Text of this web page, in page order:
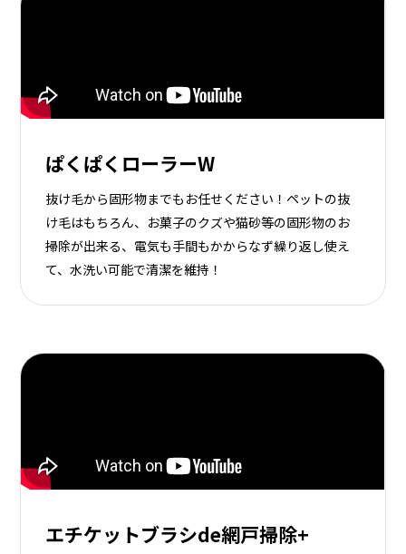
ぱくぱくローラーW
抜け毛から固形物までもお任せください！ペットの抜
け毛はもちろん、お菓子のクズや猫砂等の固形物のお
掃除が出来る、電気も手間もかからなず繰り返し使え
て、水洗い可能で清潔を維持！
エチケットブラシde網戸掃除+